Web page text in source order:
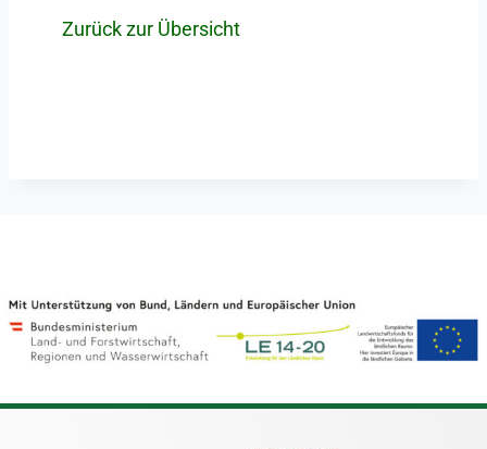
Zurück zur Übersicht